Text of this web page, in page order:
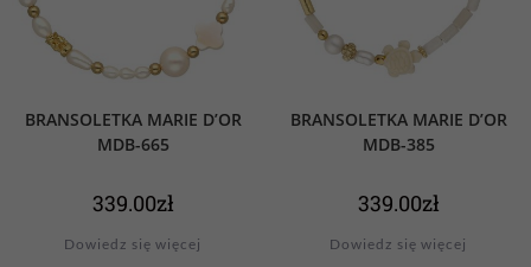
BRANSOLETKA MARIE D’OR
MDB-665
339.00zł
Dowiedz się więcej
BRANSOLETKA MARIE D’OR
MDB-385
339.00zł
Dowiedz się więcej